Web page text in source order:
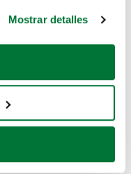
ubicación geográfica
activamente
(huellas
se procesan sus
Mostrar detalles